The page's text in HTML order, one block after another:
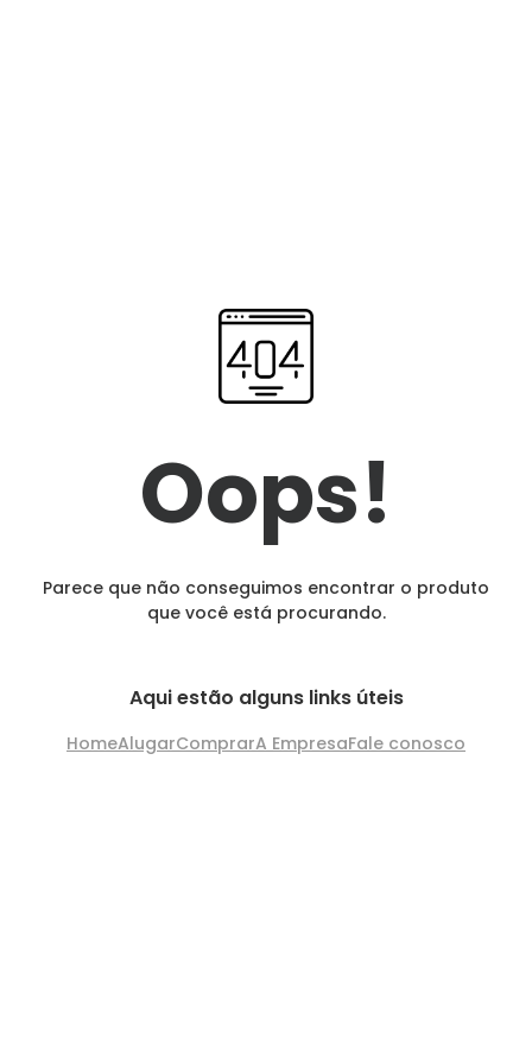
Oops!
Parece que não conseguimos encontrar o produto
que você está procurando.
Aqui estão alguns links úteis
HomeAlugarComprarA EmpresaFale conosco